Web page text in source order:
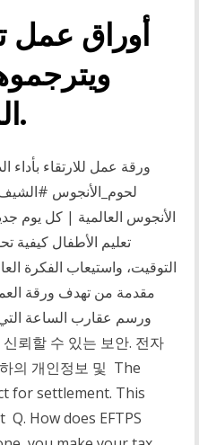
أوراق عمل
المواد التي تُعِدّك لخوض معترك الحياة.
الأنجوس العالمية | كل يوم
تعليم الأطفال كيفية
التوقيت، واستيعاب الفكرة
مقدمة من تهدف ورقة
ورسم عقارب الساعة
의 개인정보 및 The
for settlement. This
How does EFTPS